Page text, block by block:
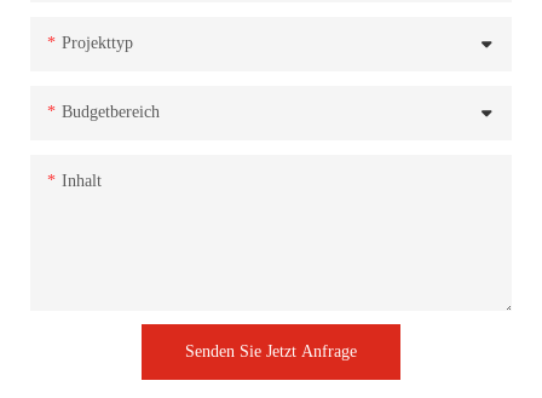
Projekttyp
Budgetbereich
Inhalt
Senden Sie Jetzt Anfrage